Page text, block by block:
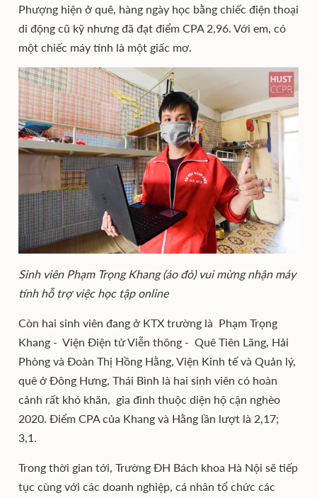
Phượng hiện ở quê, hàng ngày học bằng chiếc điện thoại
di động cũ kỹ nhưng đã đạt điểm CPA 2,96. Với em, có
một chiếc máy tính là một giấc mơ.
Sinh viên Phạm Trọng Khang (áo đỏ) vui mừng nhận máy
tính hỗ trợ việc học tập online
Còn hai sinh viên đang ở KTX trường là Phạm Trọng
Khang - Viện Điện tử Viễn thông - Quê Tiên Lãng, Hải
Phòng và Đoàn Thị Hồng Hằng, Viện Kinh tế và Quản lý,
quê ở Đông Hưng, Thái Bình là hai sinh viên có hoàn
cảnh rất khó khăn, gia đình thuộc diện hộ cận nghèo
2020. Điểm CPA của Khang và Hằng lần lượt là 2,17;
3,1.
Trong thời gian tới, Trường ĐH Bách khoa Hà Nội sẽ tiếp
tục cùng với các doanh nghiệp, cá nhân tổ chức các